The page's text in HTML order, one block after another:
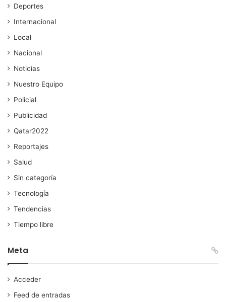
Deportes
Internacional
Local
Nacional
Noticias
Nuestro Equipo
Policial
Publicidad
Qatar2022
Reportajes
Salud
Sin categoría
Tecnología
Tendencias
Tiempo libre
Meta
Acceder
Feed de entradas